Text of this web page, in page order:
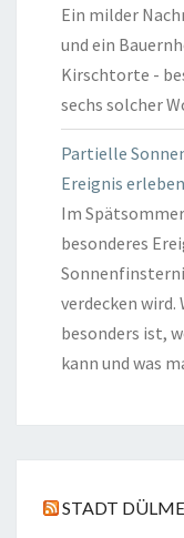
Ein milder
und ein
Kirschtorte -
sechs solcher
Partielle
Ereignis erleben
Im
besonderes
verdecken wird.
besonders ist,
kann und was
STADT